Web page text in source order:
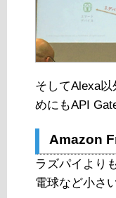
そしてAlexa
めにもAPI
Amazon
ラズパイより
電球など小さ